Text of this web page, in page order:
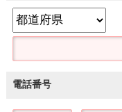
電話番号